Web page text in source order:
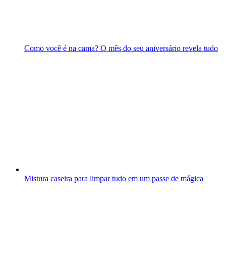
Como você é na cama? O mês do seu aniversário revela tudo
Mistura caseira para limpar tudo em um passe de mágica